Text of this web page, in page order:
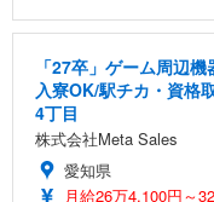
「27卒」ゲーム周辺
入寮OK/駅チカ・資格
4丁目
株式会社Meta Sales
愛知県
月給26万4,100円～